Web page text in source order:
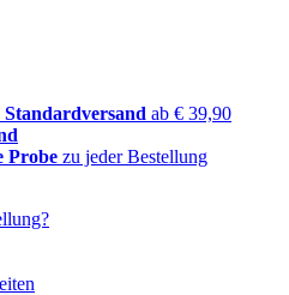
ab € 39,90
Probe zu jeder Bestellung